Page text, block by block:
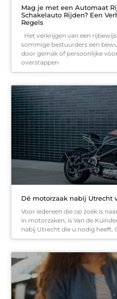
Mag je met een Automaat
Schakelauto Rijden? Een
Regels
Het verkrijgen van een
sommige bestuurders een
door gemak of persoonlijke
overstappen
Dé motorzaak nabij Utrecht
Voor iedereen die op zoek is
in motorzaken, is Van de
nabij Utrecht die u nodig heeft.